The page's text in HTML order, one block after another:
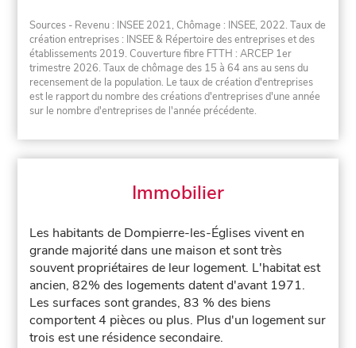
Sources - Revenu : INSEE 2021, Chômage : INSEE, 2022. Taux de
création entreprises : INSEE & Répertoire des entreprises et des
établissements 2019. Couverture fibre FTTH : ARCEP 1er
trimestre 2026. Taux de chômage des 15 à 64 ans au sens du
recensement de la population. Le taux de création d'entreprises
est le rapport du nombre des créations d'entreprises d'une année
sur le nombre d'entreprises de l'année précédente.
Immobilier
Les habitants de Dompierre-les-Églises vivent en
grande majorité dans une maison et sont très
souvent propriétaires de leur logement. L'habitat est
ancien, 82% des logements datent d'avant 1971.
Les surfaces sont grandes, 83 % des biens
comportent 4 pièces ou plus. Plus d'un logement sur
trois est une résidence secondaire.